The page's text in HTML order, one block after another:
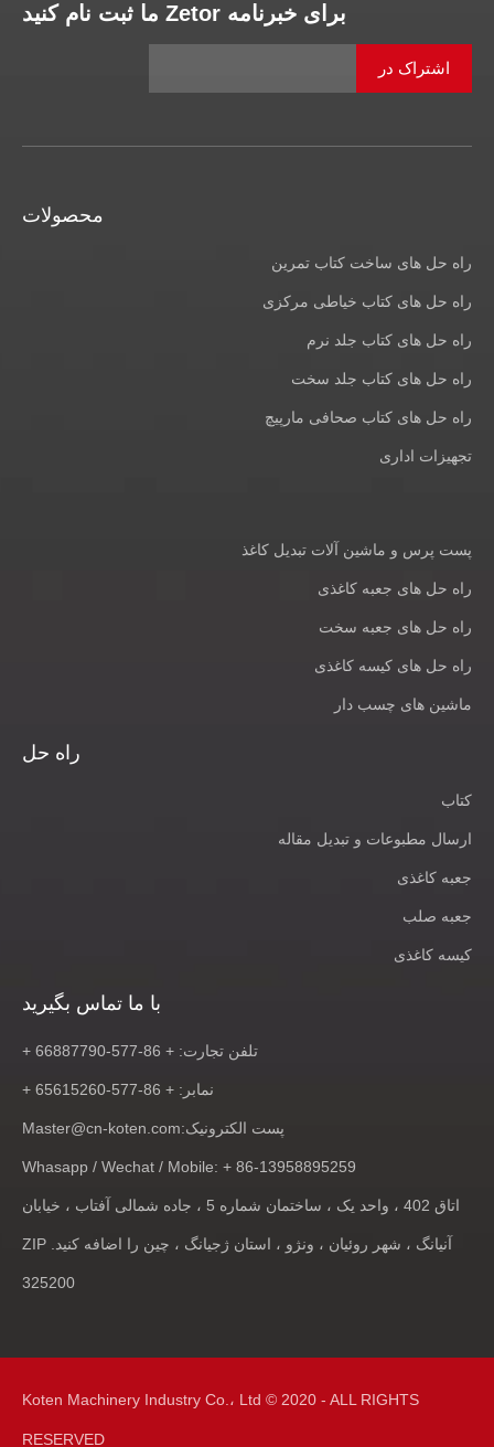
برای خبرنامه Zetor ما ثبت نام کنید
اشتراک در
محصولات
راه حل های ساخت کتاب تمرین
راه حل های کتاب خیاطی مرکزی
راه حل های کتاب جلد نرم
راه حل های کتاب جلد سخت
راه حل های کتاب صحافی مارپیچ
تجهیزات اداری
پست پرس و ماشین آلات تبدیل کاغذ
راه حل های جعبه کاغذی
راه حل های جعبه سخت
راه حل های کیسه کاغذی
ماشین های چسب دار
راه حل
کتاب
ارسال مطبوعات و تبدیل مقاله
جعبه کاغذی
جعبه صلب
کیسه کاغذی
با ما تماس بگیرید
تلفن تجارت: + 86-577-66887790 +
نمابر: + 86-577-65615260 +
پست الکترونیک:Master@cn-koten.com
Whasapp / Wechat / Mobile: + 86-13958895259
اتاق 402 ، واحد یک ، ساختمان شماره 5 ، جاده شمالی آفتاب ، خیابان
آنیانگ ، شهر روئیان ، ونژو ، استان ژجیانگ ، چین را اضافه کنید. ZIP
325200
Koten Machinery Industry Co.، Ltd © 2020 - ALL RIGHTS
RESERVED